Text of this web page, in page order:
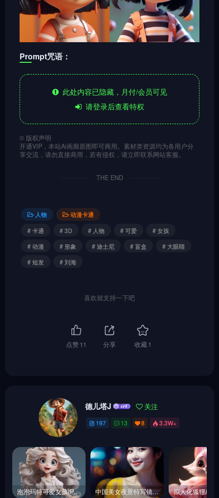
Prompt咒语：
此处内容已隐藏，月付/会员可见
请登录后查看特权
© 版权声明
开通VIP，本站Ai画廊原图即可商用。素材类资源均为各用户分
享交流，请勿直接商用，若有侵权，请立即联系网站客服。
THE END
人物
动漫卡通
# 卡通
# 3D # 人物 # 可爱
# 女孩
# 动漫
# 形象 # 迪士尼 # 盲盒
# 大眼睛
# 短发
# 刘海
喜欢就支持一下吧
点赞11 分享 收藏1
德儿塔J 关注
197 13 8 3.3W+
泡泡玛特可爱女孩IP手办midjourney关键词 中国美女夜景特写镜头写真midjourney关键词